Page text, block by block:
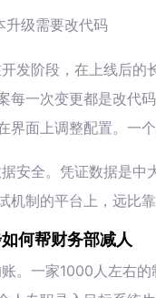
升级需要改代码
发阶段，在上线后的
每一次变更都是改代
界面上调整配置。一
安全。凭证数据是中
机制的平台上，远比
何帮财务部减人
。一家1000人左右